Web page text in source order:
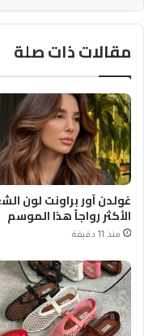
مقالات ذات صلة
غولدن آور براونت لون
الأكثر رواجاً هذا الموسم
منذ 11 دقيقة